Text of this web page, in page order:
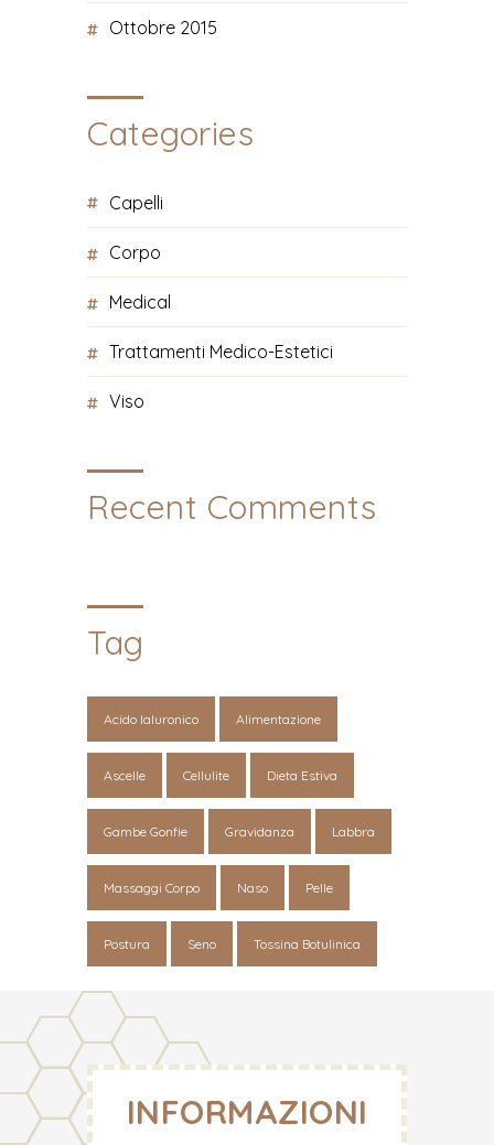
Ottobre 2015
Categories
Capelli
Corpo
Medical
Trattamenti Medico-Estetici
Viso
Recent Comments
Tag
Acido Ialuronico Alimentazione
Ascelle Cellulite Dieta Estiva
Gambe Gonfie Gravidanza Labbra
Massaggi Corpo Naso Pelle
Postura Seno Tossina Botulinica
INFORMAZIONI